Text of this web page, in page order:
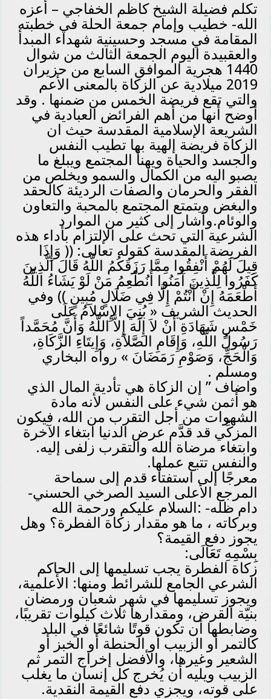
تكلم فضيلة الشيخ كاظم الخفاجي – أعزه
الله- خطيب وإمام جمعة الحلة في خطبته
المقامة في مسجد وحسينية شهداء المبدأ
والعقبيدة اليوم الجمعة الثالث من شوال
1440 هجرية الموافق السابع من حزيران
2019 ميلادية عن الزكاة بالمعنى الأعم
والتي تقع فريضة الخمس من ضمنها . وقد
أوضح أنها من أهم الفرائض العبادية في
الشريعة الإسلامية المقدسة حيث ان
الزكاة فريضة إلهية بها تطيب النفس
والجسد والحياة ويهنأ المجتمع ويبلغ ما
يصبو اليه من الكمال والسمو ويخلص من
الفقر والحرمان والصفات الرديئة كالحقد
والبغض ويتمتع المجتمع بالمحبة والتعاون
والوئام.وأشار إلى كثير من الموارد
الشرعية التي تحث على الإلتزام بأداء هذه
الفريضة المقدسة كقوله تعالى: (( وَإِذَا
قِيلَ لَهُمْ أَنْفِقُوا مِمَّا رَزَقَكُمُ اللَّهُ قَالَ الَّذِينَ
كَفَرُوا لِلَّذِينَ آَمَنُوا أَنُطْعِمُ مَنْ لَوْ يَشَاءُ اللَّهُ
أَطْعَمَهُ إِنْ أَنْتُمْ إِلَّا فِي ضَلَالٍ مُبِينٍ )) وفي
الحديث الشريف « بُنِيَ الإِسْلاَمُ عَلَى
خَمْسٍ شَهَادَةِ أَنْ لاَ إِلَهَ إِلاَّ اللَّهُ وَأَنَّ مُحَمَّداً
رَسُولُ اللَّهِ، وَإِقَامِ الصَّلاَةِ، وَإِيتَاءِ الزَّكَاةِ،
وَالْحَجِّ، وَصَوْمِ رَمَضَانَ » رواه البخاري
ومسلم .
واضاف ” إن الزكاة هي تأدية المال الذي
هو أثمن شيء على النفس لأنه مادة
الشهوات من أجل التقرب من الله، فيكون
المزكِّي قد قدَّم عرض الدنيا ابتغاء الآخرة
وابتغاء مرضاة الله والتقرب زلفى إليه.
والنفس تتبع عملها.
معرجًا إلى استفتاء قدم إلى سماحة
المرجع الأعلى السيد الصرخي الحسني-
دام ظله- :السلام عليكم ورحمة الله
وبركاته ، ما هو مقدار زكاة الفطرة؟ وهل
يجوز دفع القيمة؟
بِسْمِهِ تَعَالَى:
زكاة الفطرة يجب تسليمها إلى الحاكم
الشرعي الجامع للشرائط ومنها: الأعلمية،
ويجوز تسليمها في شهر شعبان ورمضان
بنيّة القرض، ومقدارها ثلاث كيلوات تقريبًا،
وضابطها أن تكون قوتًا شائعًا في البلد
كالتمر أو الزبيب أو الحنطة أو الخبز أو
الشعير وغيرها، والأفضل إخراج التمر ثم
الزبيب ويليه أن يُخرج كل إنسان ما يغلب
على قوته، ويجزي دفع القيمة النقدية.